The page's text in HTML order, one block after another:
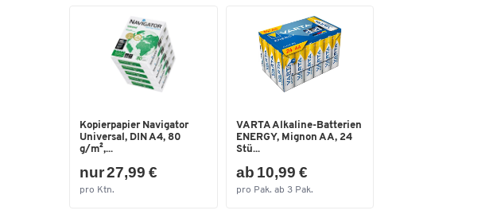
Kopierpapier Navigator
Universal, DIN A4, 80
g/m²,...
nur 27,99 €
pro Ktn.
VARTA Alkaline-Batterien
ENERGY, Mignon AA, 24
Stü...
ab 10,99 €
pro Pak. ab 3 Pak.